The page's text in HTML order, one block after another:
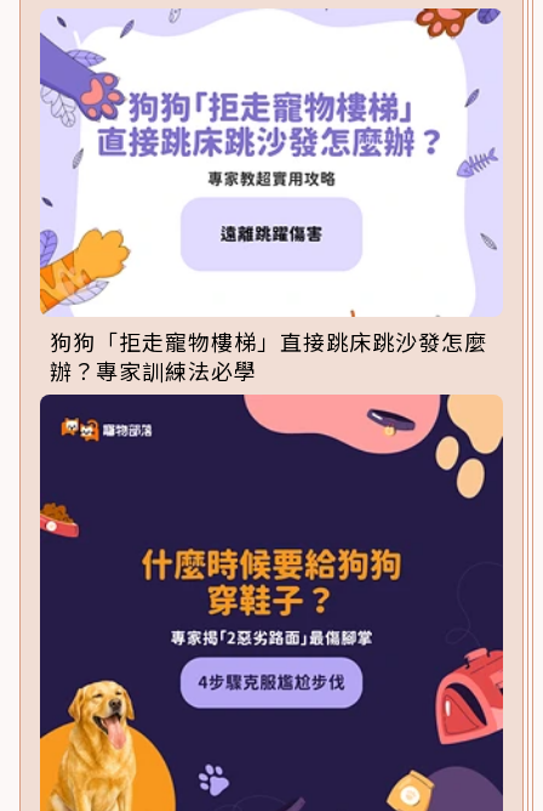
狗狗「拒走寵物樓梯」直接跳床跳沙發怎麼
辦？專家訓練法必學